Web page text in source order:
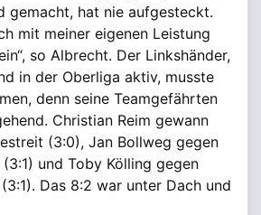
gemacht, hat nie aufgesteckt.
mit meiner eigenen Leistung
so Albrecht. Der Linkshänder,
in der Oberliga aktiv, musste
denn seine Teamgefährten
Christian Reim gewann
(3:0), Jan Bollweg gegen
und Toby Kölling gegen
Das 8:2 war unter Dach und